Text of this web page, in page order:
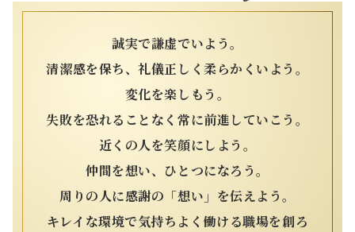
誠実で謙虚でいよう。
清潔感を保ち、礼儀正しく柔らかくいよう。
変化を楽しもう。
失敗を恐れることなく常に前進していこう。
近くの人を笑顔にしよう。
仲間を想い、ひとつになろう。
周りの人に感謝の「想い」を伝えよう。
キレイな環境で気持ちよく働ける職場を創ろ